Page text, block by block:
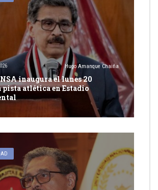
Hugo Amanque Chaiña
inaugura el lunes 20
pista atlética en Estadio